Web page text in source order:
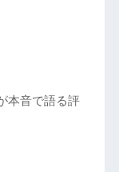
本音で語る評